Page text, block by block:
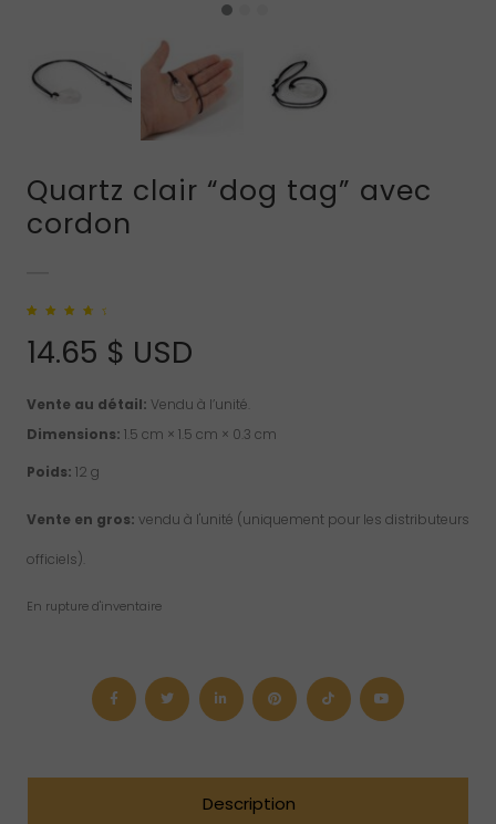
Quartz clair “dog tag” avec
cordon
sur
notation
client
14.65 $ USD
Vente au détail: Vendu à l’unité.
Dimensions: 1.5 cm × 1.5 cm × 0.3 cm
Poids: 12 g
Vente en gros: vendu à l'unité (uniquement pour les distributeurs
officiels).
En rupture d'inventaire
Description